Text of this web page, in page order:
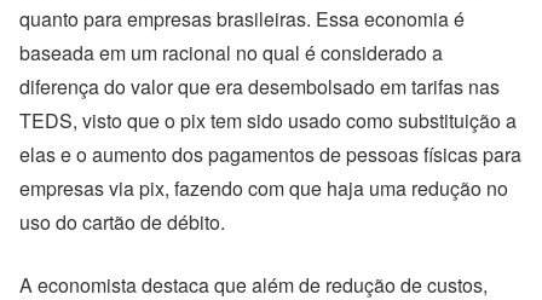
quanto para empresas brasileiras. Essa economia é
baseada em um racional no qual é considerado a
diferença do valor que era desembolsado em tarifas nas
TEDS, visto que o pix tem sido usado como substituição a
elas e o aumento dos pagamentos de pessoas físicas para
empresas via pix, fazendo com que haja uma redução no
uso do cartão de débito.
A economista destaca que além de redução de custos,